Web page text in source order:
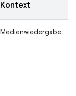
Kontext
Medienwiedergabe